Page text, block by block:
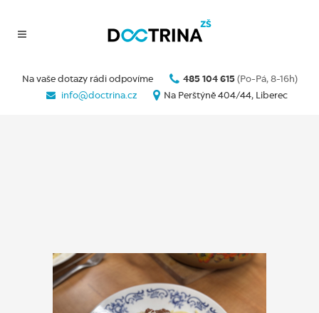
Na vaše dotazy rádi odpovíme 485 104 615 (Po-Pá, 8-16h)
info@doctrina.cz
Na Perštýně 404/44, Liberec